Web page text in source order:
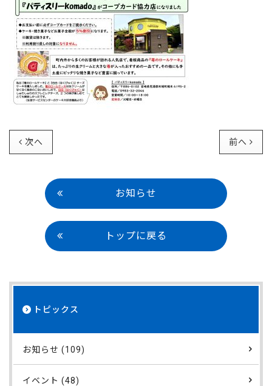
次へ 前へ
お知らせ
トップに戻る
トピックス
お知らせ (109)
イベント (48)